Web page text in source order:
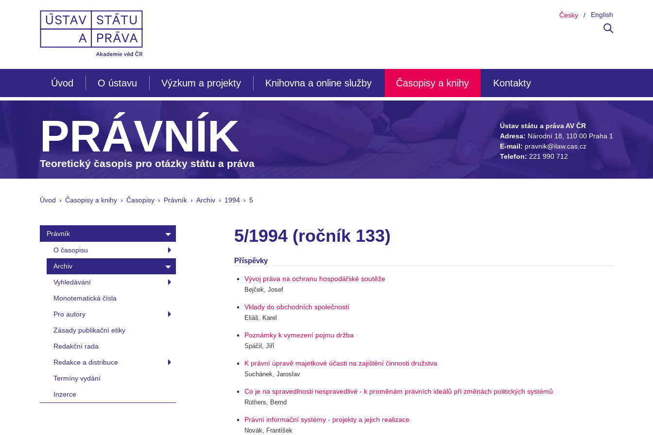
Česky English
Úvod O ústavu Výzkum a projekty Knihovna a online služby Časopisy a knihy Kontakty
PRÁVNÍK
Teoretický časopis pro otázky státu a práva
Ústav státu a práva AV ČR
Adresa: Národní 18, 110 00 Praha 1
E-mail: pravnik@ilaw.cas.cz
Telefon: 221 990 712
Úvod Časopisy a knihy Časopisy Právník Archiv 1994 5
Právník
O časopisu
Archiv
Vyhledávání
Monotematická čísla
Pro autory
Zásady publikační etiky
Redakční rada
Redakce a distribuce
Termíny vydání
Inzerce
5/1994 (ročník 133)
Příspěvky
Vývoj práva na ochranu hospodářské soutěže
Bejček, Josef
Vklady do obchodních společností
Eliáš, Karel
Poznámky k vymezení pojmu držba
Spáčil, Jiří
K právní úpravě majetkové účasti na zajištění činnosti družstva
Suchánek, Jaroslav
Co je na spravedlnosti nespravedlivé - k proměnám právních ideálů při změnách politických systémů
Rüthers, Bernd
Právní informační systémy - projekty a jejich realizace
Novák, František